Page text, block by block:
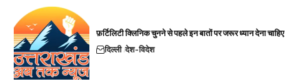
फ़र्टिलिटी क्लिनिक चुनने से पहले इन बातों पर जरूर ध्यान देना चाहिए
दिल्ली देश-विदेश